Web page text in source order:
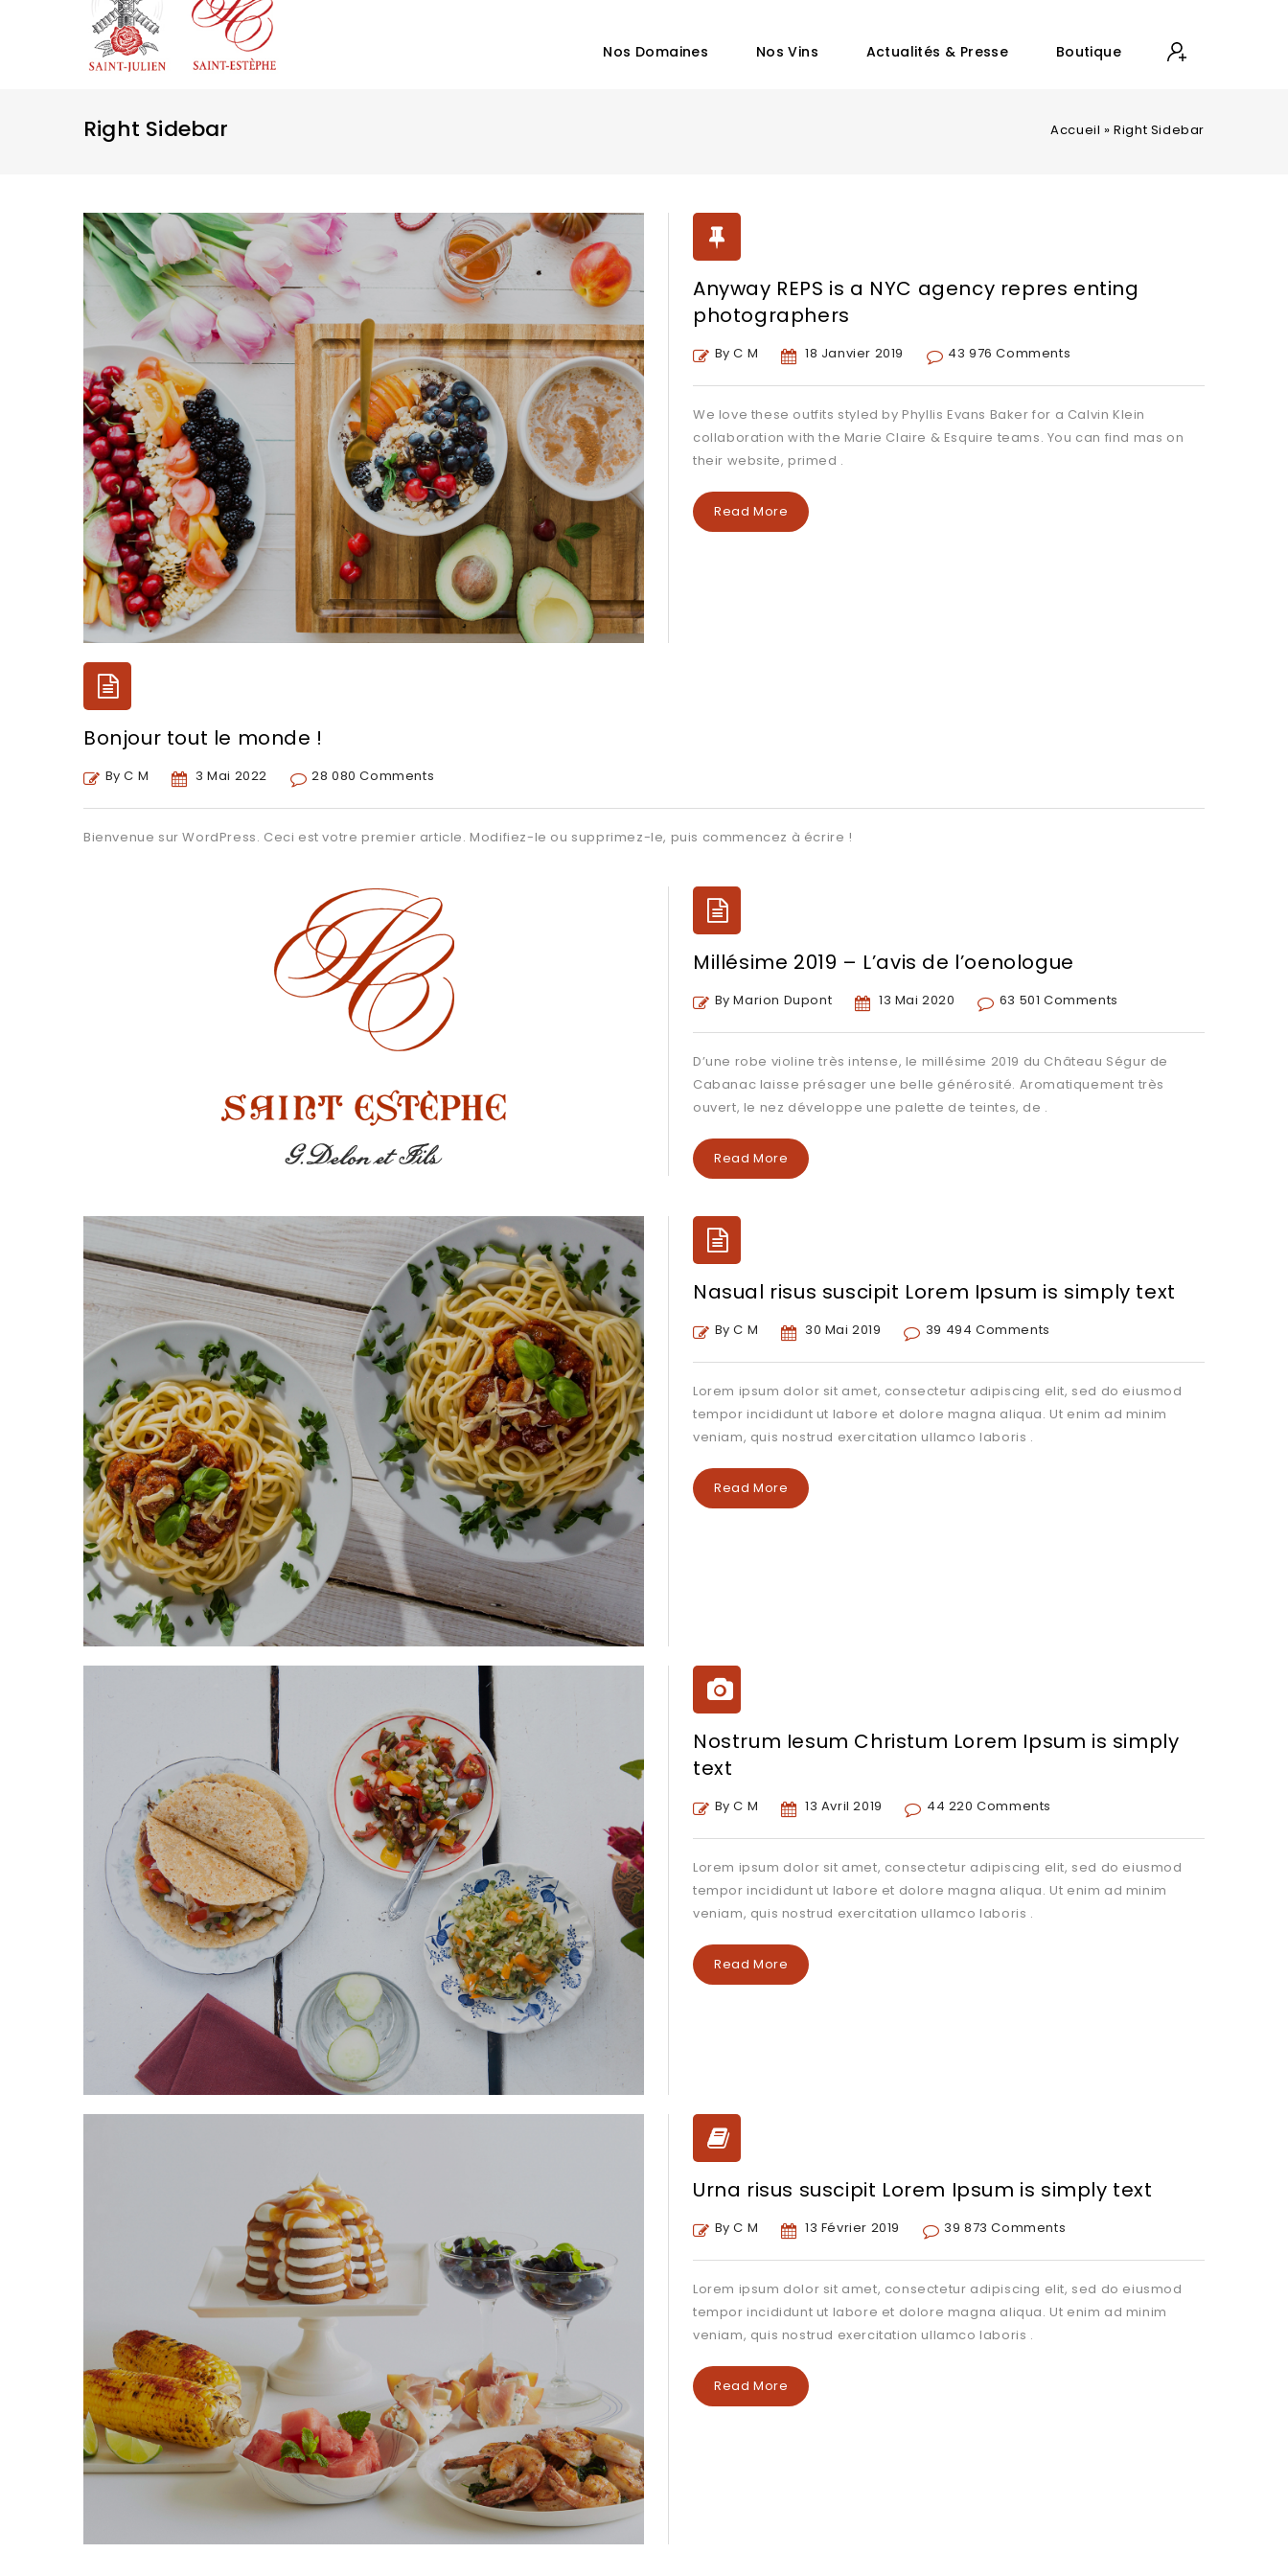
Nos Domaines Nos Vins Actualités & Presse Boutique
Right Sidebar Accueil »Right Sidebar
Anyway REPS is a NYC agency repres enting
photographers
By C M 18 Janvier 2019 43 976 Comments
We love these outfits styled by Phyllis Evans Baker for a Calvin Klein
collaboration with the Marie Claire & Esquire teams. You can find mas on
their website, primed .
Read More
Bonjour tout le monde !
By C M 3 Mai 2022 28 080 Comments
Bienvenue sur WordPress. Ceci est votre premier article. Modifiez-le ou supprimez-le, puis commencez à écrire !
Millésime 2019 – L’avis de l’oenologue
By Marion Dupont 13 Mai 2020 63 501 Comments
D’une robe violine très intense, le millésime 2019 du Château Ségur de
Cabanac laisse présager une belle générosité. Aromatiquement très
ouvert, le nez développe une palette de teintes, de .
Read More
Nasual risus suscipit Lorem Ipsum is simply text
By C M 30 Mai 2019 39 494 Comments
Lorem ipsum dolor sit amet, consectetur adipiscing elit, sed do eiusmod
tempor incididunt ut labore et dolore magna aliqua. Ut enim ad minim
veniam, quis nostrud exercitation ullamco laboris .
Read More
Nostrum Iesum Christum Lorem Ipsum is simply
text
By C M 13 Avril 2019 44 220 Comments
Lorem ipsum dolor sit amet, consectetur adipiscing elit, sed do eiusmod
tempor incididunt ut labore et dolore magna aliqua. Ut enim ad minim
veniam, quis nostrud exercitation ullamco laboris .
Read More
Urna risus suscipit Lorem Ipsum is simply text
By C M 13 Février 2019 39 873 Comments
Lorem ipsum dolor sit amet, consectetur adipiscing elit, sed do eiusmod
tempor incididunt ut labore et dolore magna aliqua. Ut enim ad minim
veniam, quis nostrud exercitation ullamco laboris .
Read More